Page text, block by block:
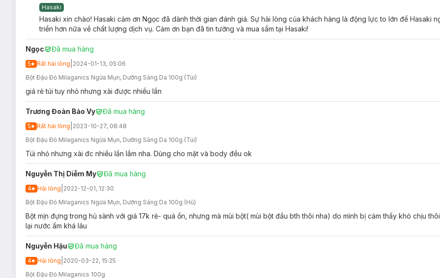
Hướng dẫn bảo quản Bột Đậu Đỏ Milaganics Ngừa Mụn, Dưỡng Sáng Da:
Bảo quản nơi khô ráo, thoáng mát, tránh ánh nắng trực tiếp hoặc nơi có nhiệt độ cao / ẩm ướt.
Tránh xa tầm tay trẻ em.
Đậy nắp kín sau khi sử dụng.
Lưu ý:
Ngày sản xuất: Xem chi tiết trên bao bì.
Hạn sử dụng:
Hasaki
Hasaki xin chào! Hasaki cảm ơn Ngọc đã dành thời gian đánh giá. Sự hài lòng của khách hàng là động lực to lớn để Hasaki
triển hơn nữa về chất lượng dịch vụ. Cảm ơn bạn đã tin tưởng và mua sắm tại Hasaki!
Ngọc Đã mua hàng
5 Rất hài lòng 2024-01-13, 05:06
Bột Đậu Đỏ Milaganics Ngừa Mụn, Dưỡng Sáng Da 100g (Túi)
giá rẻ túi tuy nhỏ nhưng xài được nhiều lần
Trương Đoàn Bảo Vy Đã mua hàng
5 Rất hài lòng 2023-10-27, 08:48
Bột Đậu Đỏ Milaganics Ngừa Mụn, Dưỡng Sáng Da 100g (Túi)
Túi nhỏ nhưng xài đc nhiều lần lắm nha. Dùng cho mặt và body đều ok
Nguyễn Thị Diễm My Đã mua hàng
4 Hài lòng 2022-12-01, 12:30
Bột Đậu Đỏ Milaganics Ngừa Mụn, Dưỡng Sáng Da 100g (Hũ)
Bột mịn đựng trong hủ sành với giá 17k rẻ- quá ổn, nhưng mà mùi bột( mùi bột đầu bth thôi nha) do mình bị cảm thấy khó chịu
lại nước ấm khá lâu
Nguyễn Hậu Đã mua hàng
4 Hài lòng 2020-03-22, 15:25
Bột Đậu Đỏ Milaganics 100g